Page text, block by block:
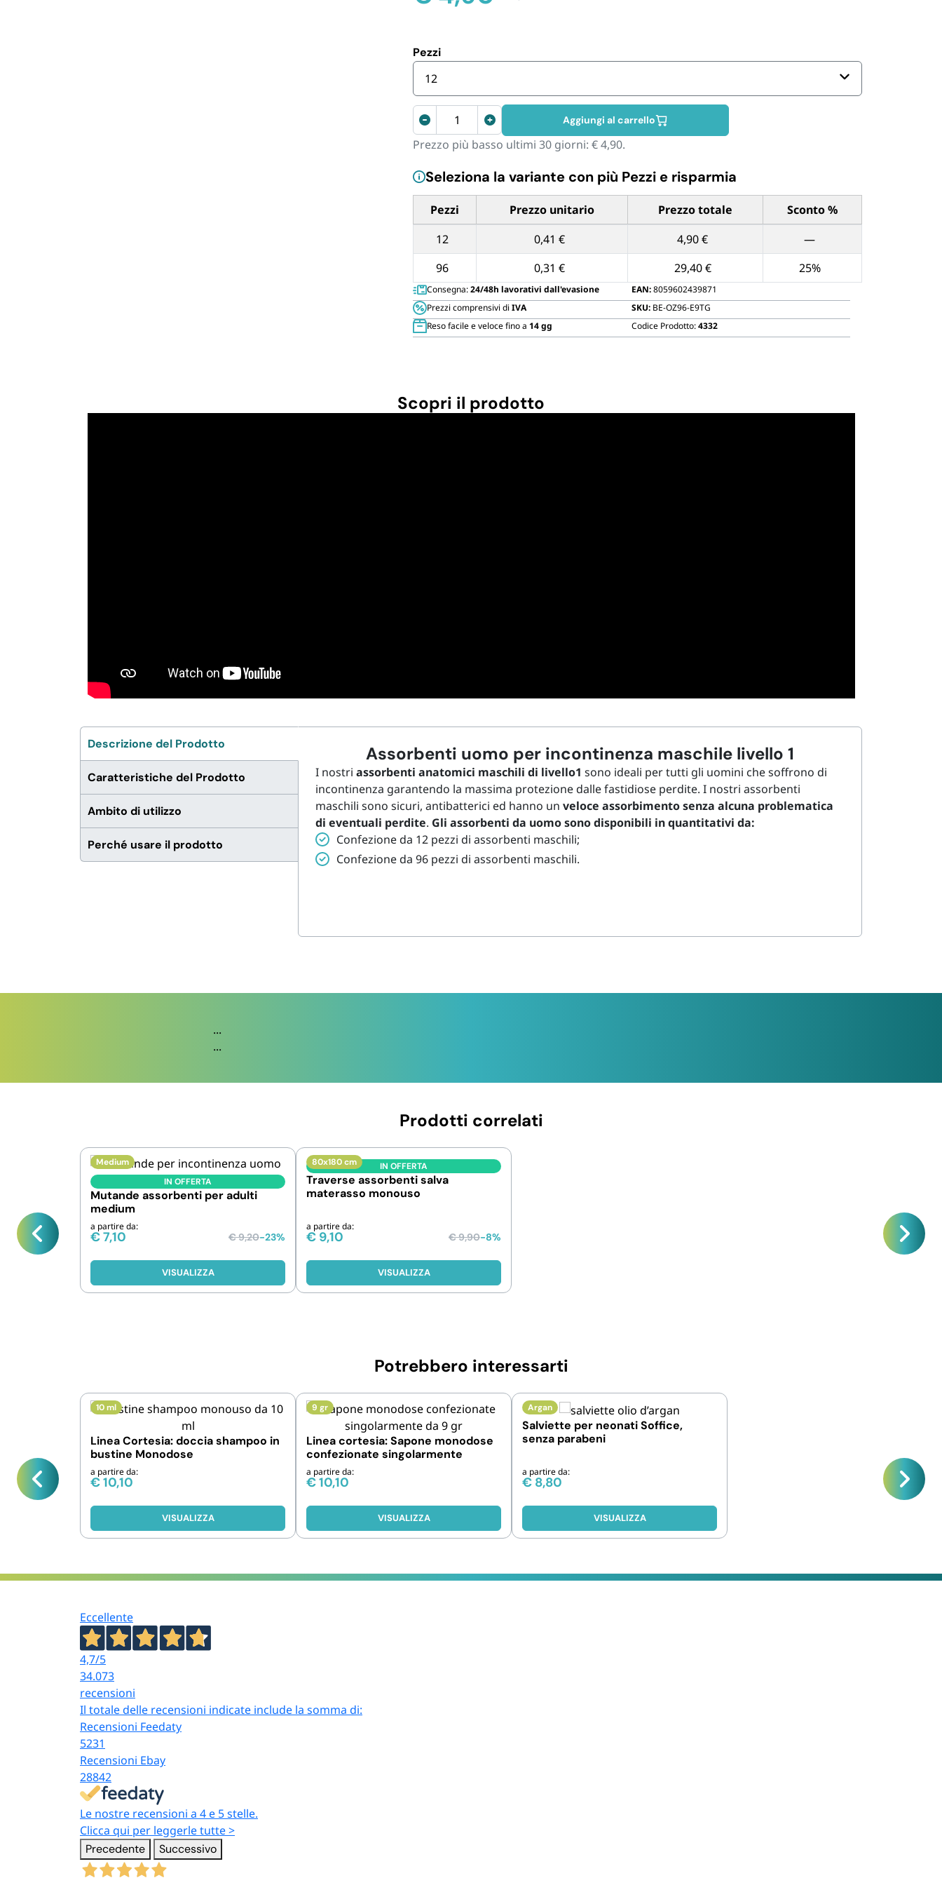
era:
€ 6,90.
è:
€ 4,90.
Pezzi
12
Assorbenti
uomo
livello
quantità
Aggiungi al carrello
Prezzo più basso ultimi 30 giorni: €4,90.
Seleziona la variante con più Pezzi e risparmia
Tabella dei prezzi unitari in base alla quantità di Pezzi
Pezzi Prezzo unitario Prezzo totale
Sconto %
12
0,41 € 4,90 €
—
96
0,31 € 29,40 € 25%
Consegna:24/48h lavorativi dall'evasione
Prezzi comprensivi di IVA
Reso facile e veloce fino a 14 gg
EAN:8059602439871
SKU: BE-OZ96-E9TG
Codice Prodotto:4332
Scopri il prodotto
Descrizione del Prodotto
Caratteristiche del Prodotto
Ambito di utilizzo
Perché usare il prodotto
Assorbenti uomo per incontinenza maschile livello 1
I nostri assorbenti anatomici maschili di livello1 sono ideali per tutti gli uomini che soffrono di
incontinenza garantendo la massima protezione dalle fastidiose perdite. I nostri assorbenti
maschili sono sicuri, antibatterici ed hanno un veloce assorbimento senza alcuna problematica
di eventuali perdite. Gli assorbenti da uomo sono disponibili in quantitativi da:
Confezione da 12 pezzi di assorbenti maschili;
Confezione da 96 pezzi di assorbenti maschili.
...
...
Prodotti correlati
IN OFFERTA
Medium
Mutande assorbenti per adulti
medium
a partire da:
€7,10 €9,20-23%
VISUALIZZA
IN OFFERTA
80x180 cm
Traverse assorbenti salva
materasso monouso
a partire da:
€ 9,10 €9,90-8%
VISUALIZZA
Potrebbero interessarti
10 ml
Linea Cortesia: doccia shampoo in
bustine Monodose
a partire da:
€10,10
VISUALIZZA
9 gr
Linea cortesia: Sapone monodose
confezionate singolarmente
a partire da:
€10,10
VISUALIZZA
Argan
Salviette per neonati Soffice,
senza parabeni
a partire da:
€ 8,80
VISUALIZZA
Eccellente
4,7/5
34.073
recensioni
Il totale delle recensioni indicate include la somma di:
Recensioni Feedaty
5231
Recensioni Ebay
28842
Le nostre recensioni a 4 e 5 stelle.
Clicca qui per leggerle tutte >
Precedente Successivo